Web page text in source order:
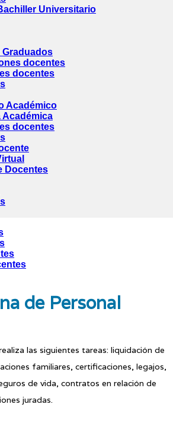
Universitario
Graduados
docentes
docentes
Académico
Académica
docentes
Docentes
de Personal
las siguientes tareas: liquidación de
familiares, certificaciones, legajos,
de vida, contratos en relación de
juradas.